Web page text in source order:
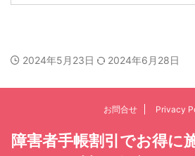
2024年5月23日 2024年6月28日
お問合せ Privacy
障害者手帳割引でお得に